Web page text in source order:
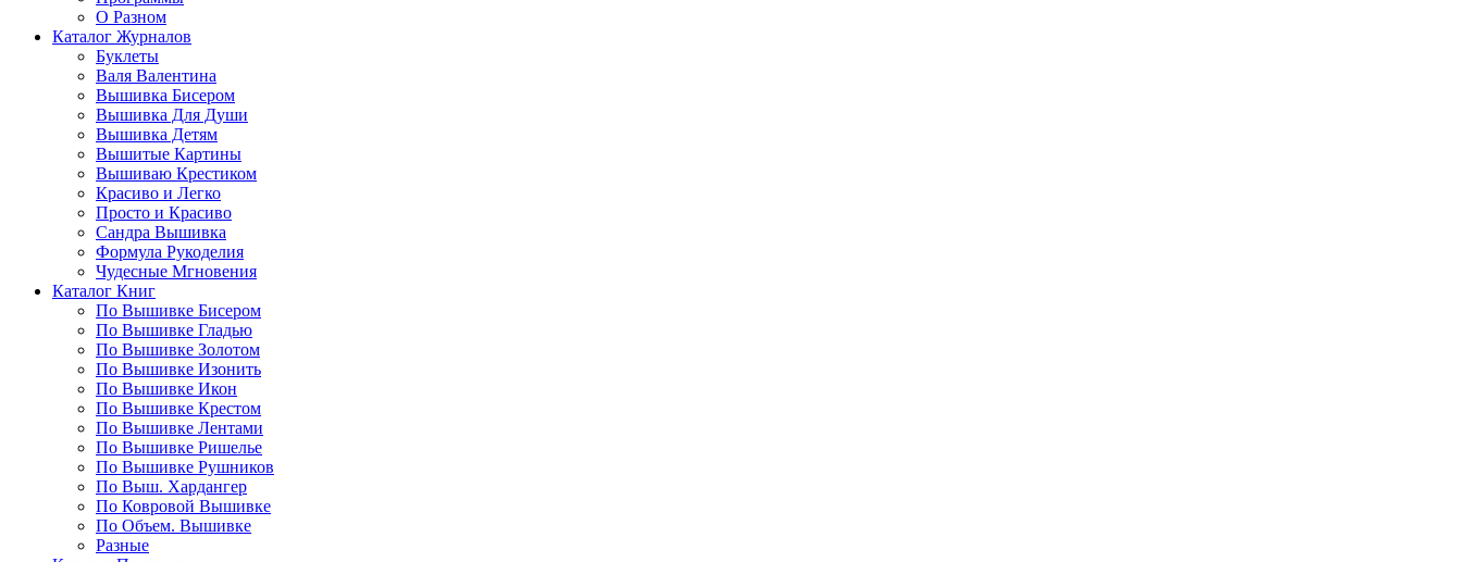
О Разном
Каталог Журналов
Буклеты
Валя Валентина
Вышивка Бисером
Вышивка Для Души
Вышивка Детям
Вышитые Картины
Вышиваю Крестиком
Красиво и Легко
Просто и Красиво
Сандра Вышивка
Формула Рукоделия
Чудесные Мгновения
Каталог Книг
По Вышивке Бисером
По Вышивке Гладью
По Вышивке Золотом
По Вышивке Изонить
По Вышивке Икон
По Вышивке Крестом
По Вышивке Лентами
По Вышивке Ришелье
По Вышивке Рушников
По Выш. Хардангер
По Ковровой Вышивке
По Объем. Вышивке
Разные